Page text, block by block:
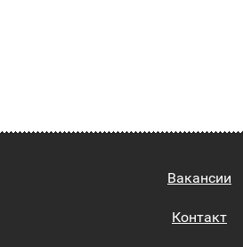
Вакансии
Контакт